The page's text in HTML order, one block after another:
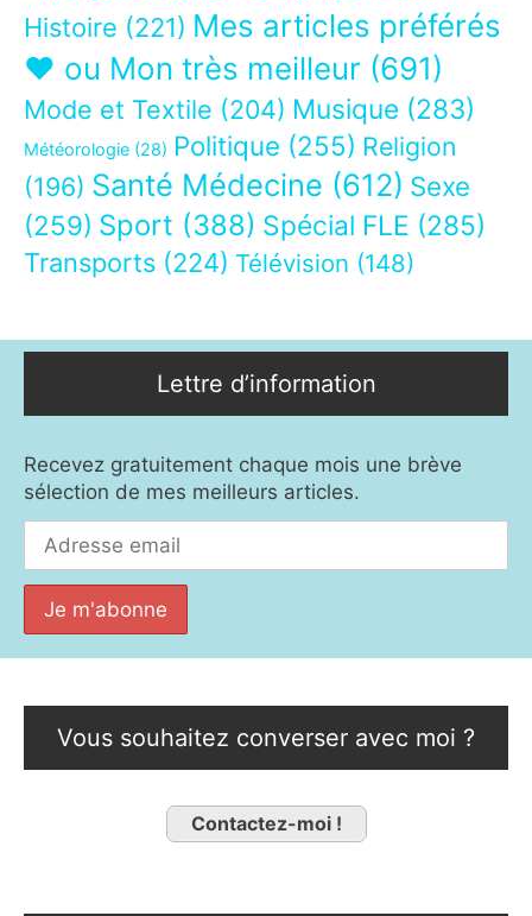
Histoire (221) Mes articles préférés
❤ ou Mon très meilleur (691)
Mode et Textile (204) Musique (283)
Météorologie (28) Politique (255) Religion
(196) Santé Médecine (612) Sexe
(259) Sport (388) Spécial FLE (285)
Transports (224) Télévision (148)
Lettre d’information
Recevez gratuitement chaque mois une brève
sélection de mes meilleurs articles.
Vous souhaitez converser avec moi ?
Contactez-moi !